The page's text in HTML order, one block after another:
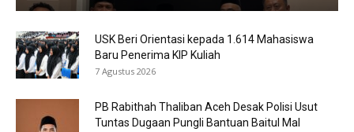
USK Beri Orientasi kepada 1.614 Mahasiswa
Baru Penerima KIP Kuliah
7 Agustus 2026
PB Rabithah Thaliban Aceh Desak Polisi Usut
Tuntas Dugaan Pungli Bantuan Baitul Mal